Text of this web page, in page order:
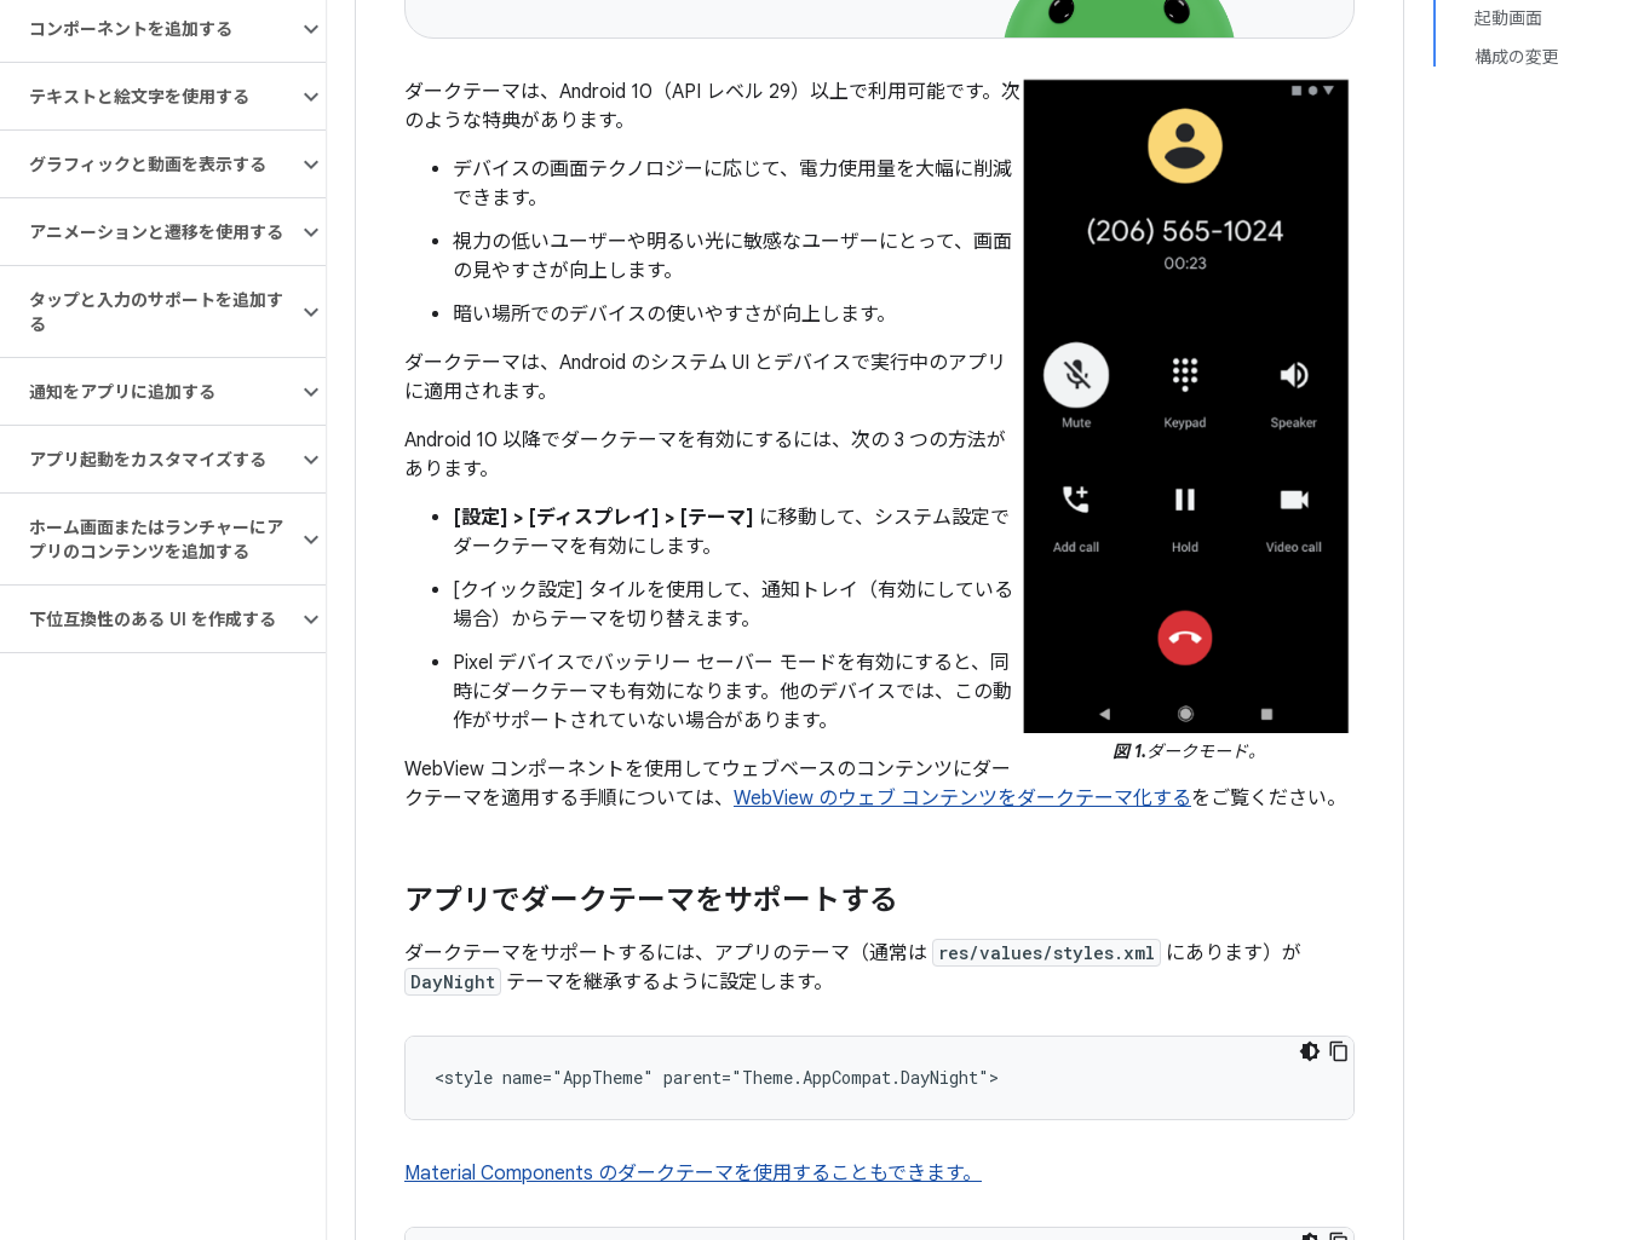
コンポーネントを追加する
テキストと絵文字を使用する
グラフィックと動画を表示する
アニメーションと遷移を使用する
タップと入力のサポートを追加す
る
通知をアプリに追加する
アプリ起動をカスタマイズする
ホーム画面またはランチャーにア
プリのコンテンツを追加する
下位互換性のある UI を作成する
起動画面
構成の変更
図 1.ダークモード。
ダークテーマは、Android 10（API レベル 29）以上で利用可能です。次
のような特典があります。
デバイスの画面テクノロジーに応じて、電力使用量を大幅に削減
できます。
視力の低いユーザーや明るい光に敏感なユーザーにとって、画面
の見やすさが向上します。
暗い場所でのデバイスの使いやすさが向上します。
ダークテーマは、Android のシステム UI とデバイスで実行中のアプリ
に適用されます。
Android 10 以降でダークテーマを有効にするには、次の 3 つの方法が
あります。
[設定] > [ディスプレイ] > [テーマ] に移動して、システム設定で
ダークテーマを有効にします。
[クイック設定] タイルを使用して、通知トレイ（有効にしている
場合）からテーマを切り替えます。
Pixel デバイスでバッテリー セーバー モードを有効にすると、同
時にダークテーマも有効になります。他のデバイスでは、この動
作がサポートされていない場合があります。
WebView コンポーネントを使用してウェブベースのコンテンツにダー
クテーマを適用する手順については、 WebView のウェブ コンテンツをダークテーマ化するをご覧ください。
アプリでダークテーマをサポートする
ダークテーマをサポートするには、アプリのテーマ（通常は res/values/styles.xml にあります）が
DayNight テーマを継承するように設定します。
Material Components のダークテーマを使用することもできます。